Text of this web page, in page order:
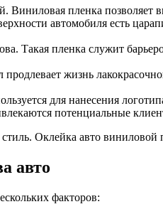
Виниловая пленка
автомобиля есть
Такая пленка служит
жизнь
для нанесения
потенциальные
Оклейка авто виниловой
авто
факторов: